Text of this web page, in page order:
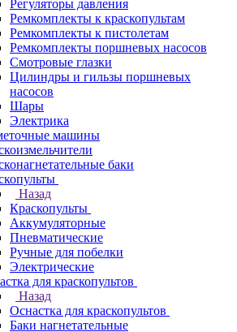
Регуляторы давления
Ремкомплекты к краскопультам
Ремкомплекты к пистолетам
Ремкомплекты поршневых насосов
Смотровые глазки
Цилиндры и гильзы поршневых
насосов
Шары
Электрика
машины
баки
Назад
Краскопульты
Аккумуляторные
Пневматические
Ручные для побелки
Электрические
для краскопультов
Назад
Оснастка для краскопультов
Баки нагнетательные